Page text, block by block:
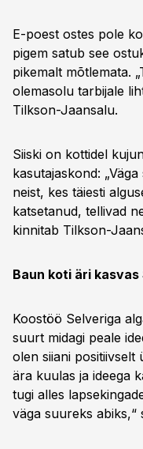
E-poest ostes pole
pigem satub see
pikemalt mõtlemata.
olemasolu tarbijale
Tilkson-Jaansalu.
Siiski on kottidel
kasutajaskond:
neist, kes täiesti
katsetanud, tellivad
kinnitab Tilkson-
Baun koti äri
Koostöö Selveriga
suurt midagi peale
olen siiani positiivselt
ära kuulas ja ideega
tugi alles
väga suureks